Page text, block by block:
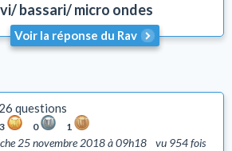
bassari/ micro ondes
Voir la réponse du Rav
26 questions
3 0 1
vu 954 fois
25 novembre 2018 à 09h18